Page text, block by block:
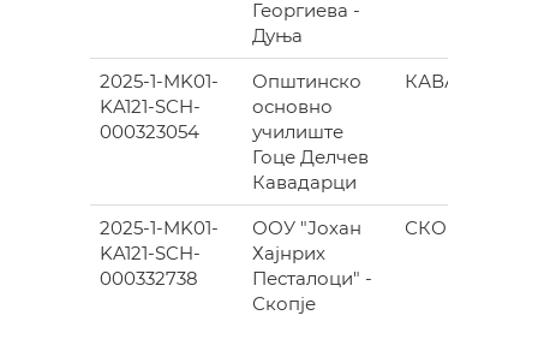
Георгиева -
Дуња
2025-1-MK01-
KA121-SCH-
000323054
Општинско
основно
училиште
Гоце Делчев
Кавадарци
КАВАДАРЦИ
2025-1-MK01-
KA121-SCH-
000332738
ООУ "Јохан
Хајнрих
Песталоци" -
Скопје
СКОПЈЕ